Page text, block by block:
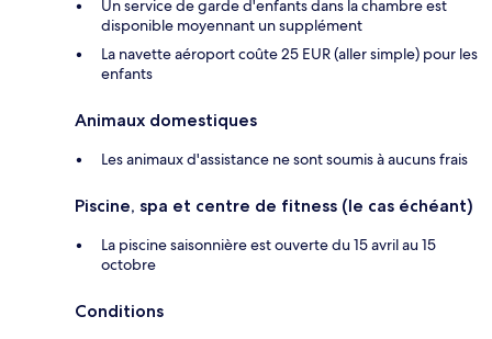
Un service de garde d'enfants dans la chambre est
disponible moyennant un supplément
La navette aéroport coûte 25 EUR (aller simple) pour les
enfants
Animaux domestiques
Les animaux d'assistance ne sont soumis à aucuns frais
Piscine, spa et centre de fitness (le cas échéant)
La piscine saisonnière est ouverte du 15 avril au 15
octobre
Conditions